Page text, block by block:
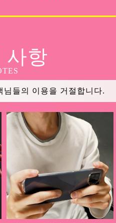
사항
님들의 이용을 거절합니다.